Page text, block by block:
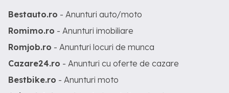
Bestauto.ro - Anunturi auto/moto
Romimo.ro - Anunturi imobiliare
Romjob.ro - Anunturi locuri de munca
Cazare24.ro - Anunturi cu oferte de cazare
Bestbike.ro - Anunturi moto